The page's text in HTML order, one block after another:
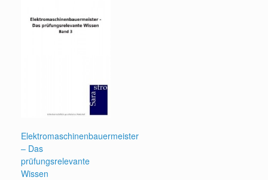
Elektromaschinenbauermeister
– Das
prüfungsrelevante
Wissen